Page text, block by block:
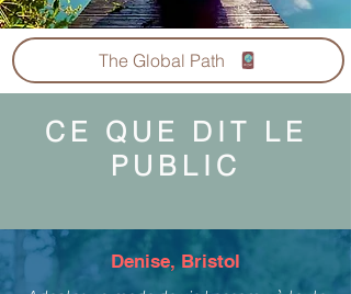
The Global Path
CE QUE DIT LE
PUBLIC
Denise, Bristol